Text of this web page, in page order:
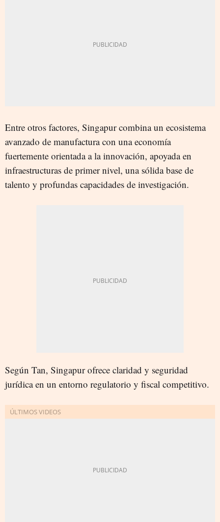
Entre otros factores, Singapur combina un ecosistema
avanzado de manufactura con una economía
fuertemente orientada a la innovación, apoyada en
infraestructuras de primer nivel, una sólida base de
talento y profundas capacidades de investigación.
Según Tan, Singapur ofrece claridad y seguridad
jurídica en un entorno regulatorio y fiscal competitivo.